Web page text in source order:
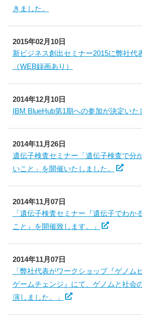
きました。
2015年02月10日
新ビジネス創出セミナー2015に弊社代
（WEB録画あり）
2014年12月10日
IBM BlueHub第1期への参加が決定いた
2014年11月26日
遺伝子検査セミナー「遺伝子検査で分
いこと」を開催いたしました。
2014年11月07日
「遺伝子検査セミナー『遺伝子でわか
こと』を開催致します。」
2014年11月07日
「弊社代表がワークショップ『ゲノム
ゲームチェンジ』にて、ゲノムと社会
演しました。」